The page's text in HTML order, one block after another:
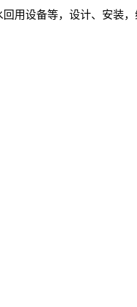
用设备等，设计、安装，